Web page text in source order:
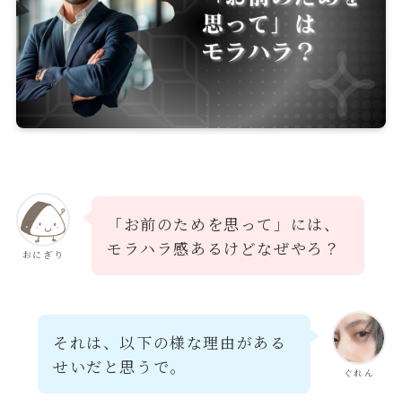
おにぎり
「お前のためを思って」には、
モラハラ感あるけどなぜやろ？
ぐれん
それは、以下の様な理由がある
せいだと思うで。